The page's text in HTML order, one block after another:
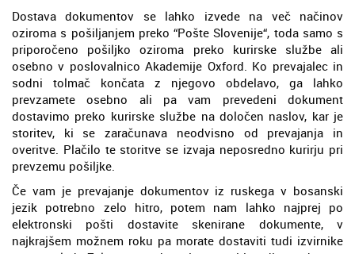
Dostava dokumentov se lahko izvede na več načinov
oziroma s pošiljanjem preko “Pošte Slovenije“, toda samo s
priporočeno pošiljko oziroma preko kurirske službe ali
osebno v poslovalnico Akademije Oxford. Ko prevajalec in
sodni tolmač končata z njegovo obdelavo, ga lahko
prevzamete osebno ali pa vam prevedeni dokument
dostavimo preko kurirske službe na določen naslov, kar je
storitev, ki se zaračunava neodvisno od prevajanja in
overitve. Plačilo te storitve se izvaja neposredno kurirju pri
prevzemu pošiljke.
Če vam je prevajanje dokumentov iz ruskega v bosanski
jezik potrebno zelo hitro, potem nam lahko najprej po
elektronski pošti dostavite skenirane dokumente, v
najkrajšem možnem roku pa morate dostaviti tudi izvirnike